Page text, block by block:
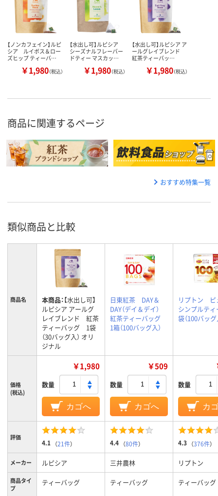
【ノンカフェイン】ルピ
シア ルイボス＆ロー
ズヒップ ティーバ…
￥1,980（税込）
【水出し可】ルピシア
シーズナルフレーバー
ドティー マスカッ…
￥1,980（税込）
【水出し可】ルピシア ア
ールグレイブレンド
紅茶ティーバッ…
￥1,980（税込）
商品に関連するページ
おすすめ特集一覧
類似商品と比較
商品名 本商品：【水出し可】
ルピシア アールグ
レイブレンド 紅茶
ティーバッグ 1袋
（30バッグ入） オリ
ジナル
日東紅茶 DAY＆
DAY（デイ＆デイ）
紅茶ティーバッグ
1箱（100バッグ入）
リプトン ピ
シンプルテ
袋（100バッグ
価格
(税込)
￥1,980
数量
カゴへ
￥509
数量
カゴへ
数量
カ
評価
4.1 （21件） 4.4 （80件） 4.3 （376件）
メーカー ルピシア 三井農林 リプトン
商品タイ
プ
ティーバッグ ティーバッグ ティーバッグ